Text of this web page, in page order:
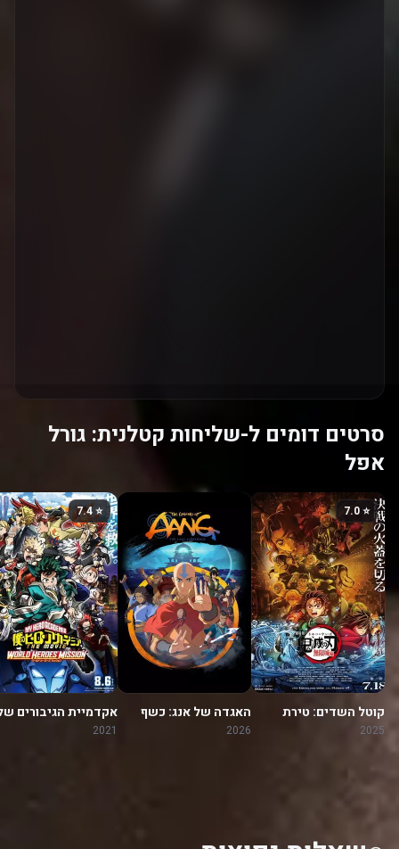
סרטים דומים ל-שליחות קטלנית: גורל
אפל
⭐ 7.0
קוטל השדים: טירת
האינסוף
2025
האגדה של אנג: כשף
האוויר האחרון
2026
⭐ 7.4
אקדמיית הגיבורים
3: משימה לגיבורי העולם
2021